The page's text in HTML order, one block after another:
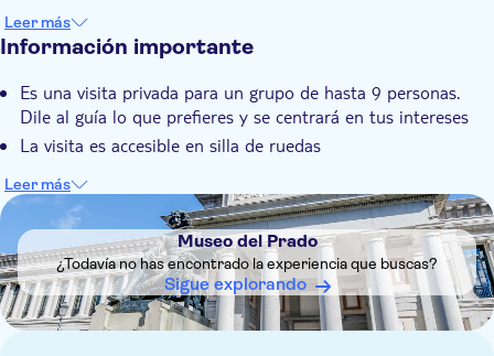
Maravíllate ante las obras de Francisco Goya y contempla
Las Meninas, la obra maestra de Diego Velázquez
visita privada
Disfruta de la compañía de un experto guía con
conocimientos inigualables sobre el Museo del Prado y sus
Leer más
Información importante
Es una visita privada para un grupo de hasta 9 personas.
Dile al guía lo que prefieres y se centrará en tus intereses
La visita es accesible en silla de ruedas
Leer más
DSA1Museo del Prado
Museo del Prado
¿Todavía no has encontrado la experiencia que buscas?
Sigue explorando